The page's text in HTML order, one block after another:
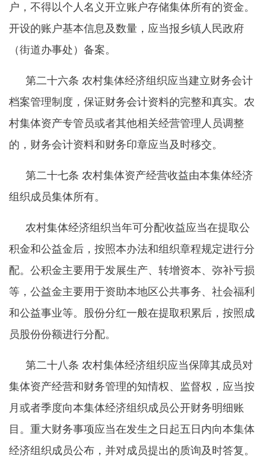
户，不得以个人名义开立账户存储集体所有的资金。
开设的账户基本信息及数量，应当报乡镇人民政府
（街道办事处）备案。
第二十六条 农村集体经济组织应当建立财务会计
档案管理制度，保证财务会计资料的完整和真实。农
村集体资产专管员或者其他相关经营管理人员调整
的，财务会计资料和财务印章应当及时移交。
第二十七条 农村集体资产经营收益由本集体经济
组织成员集体所有。
农村集体经济组织当年可分配收益应当在提取公
积金和公益金后，按照本办法和组织章程规定进行分
配。公积金主要用于发展生产、转增资本、弥补亏损
等，公益金主要用于资助本地区公共事务、社会福利
和公益事业等。股份分红一般在提取积累后，按照成
员股份份额进行分配。
第二十八条 农村集体经济组织应当保障其成员对
集体资产经营和财务管理的知情权、监督权，应当按
月或者季度向本集体经济组织成员公开财务明细账
目。重大财务事项应当在发生之日起五日内向本集体
经济组织成员公布，并对成员提出的质询及时答复。